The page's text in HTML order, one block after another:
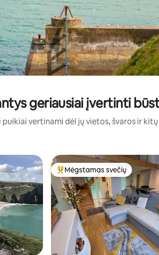
geriausiai įvertinti
vertinami dėl jų vietos, švaros ir
Svečių mėgstamiausias
Mėgstamas svečių